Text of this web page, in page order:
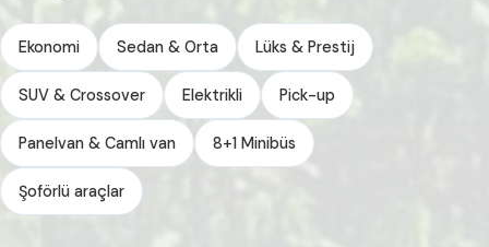
Ekonomi Sedan & Orta Lüks & Prestij
SUV & Crossover Elektrikli Pick-up
Panelvan & Camlı van 8+1 Minibüs
Şoförlü araçlar